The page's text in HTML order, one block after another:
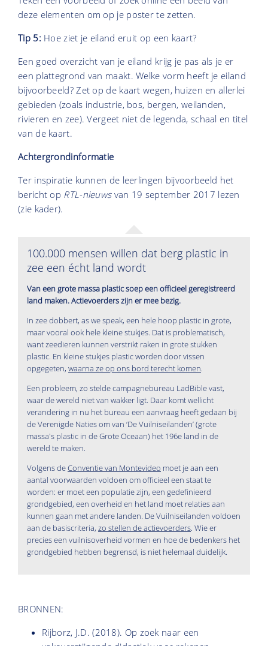
deze elementen om op je poster te zetten.
Tip 5: Hoe ziet je eiland eruit op een kaart?
Een goed overzicht van je eiland krijg je pas als je er
een plattegrond van maakt. Welke vorm heeft je eiland
bijvoorbeeld? Zet op de kaart wegen, huizen en allerlei
gebieden (zoals industrie, bos, bergen, weilanden,
rivieren en zee). Vergeet niet de legenda, schaal en titel
van de kaart.
Achtergrondinformatie
Ter inspiratie kunnen de leerlingen bijvoorbeeld het
bericht op RTL-nieuwsvan 19 september 2017 lezen
(zie kader).
100.000 mensen willen dat berg plastic in
zee een écht land wordt
Van een grote massa plastic soep een officieel geregistreerd
land maken. Actievoerders zijn er mee bezig.
In zee dobbert, as we speak, een hele hoop plastic in grote,
maar vooral ook hele kleine stukjes. Dat is problematisch,
want zeedieren kunnen verstrikt raken in grote stukken
plastic. En kleine stukjes plastic worden door vissen
opgegeten, waarna ze op ons bord terecht komen.
Een probleem, zo stelde campagnebureau LadBible vast,
waar de wereld niet van wakker ligt. Daar komt wellicht
verandering in nu het bureau een aanvraag heeft gedaan bij
de Verenigde Naties om van ‘De Vuilniseilanden’ (grote
massa's plastic in de Grote Oceaan) het 196e land in de
wereld te maken.
Volgens deConventie van Montevideo moet je aan een
aantal voorwaarden voldoen om officieel een staat te
worden: er moet een populatie zijn, een gedefinieerd
grondgebied, een overheid en het land moet relaties aan
kunnen gaan met andere landen. De Vuilniseilanden voldoen
aan de basiscriteria, zo stellen de actievoerders. Wie er
precies een vuilnisoverheid vormen en hoe de bedenkers het
grondgebied hebben begrensd, is niet helemaal duidelijk.
BRONNEN:
Rijborz, J.D. (2018). Op zoek naar een